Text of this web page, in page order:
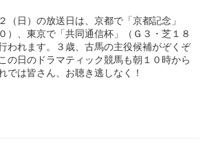
（日）の放送日は、京都で「京都記念」
）、東京で「共同通信杯」（Ｇ３・芝１８
われます。３歳、古馬の主役候補がぞくぞ
の日のドラマティック競馬も朝１０時から
では皆さん、お聴き逃しなく！